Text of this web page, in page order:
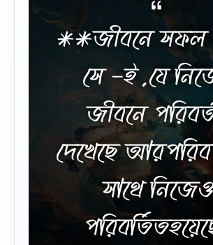
**জীবনে সফল
সে -ই ,যে
জীবনে
দেখেছে
সাথে নিজেও